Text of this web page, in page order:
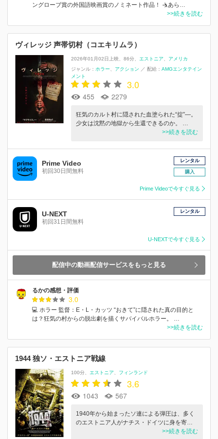
ングローブ賞の外国語映画賞のノミネート作品！ 🤺あら…
>>続きを読む
ヴィレッジ 声帯切村（コエキリムラ）
2026年01月02日上映 86分 エストニア
アメリカ
ジャンル： ホラー アクション ／ 配給： AMGエンタテイン
メント
3.0
455 2279
狂気のカルト村に隠された血塗られた“掟”―。
少女は沈黙の地獄から生還できるのか。 …
>>続きを読む
Prime Video
初回30日間無料
レンタル
購入
Prime Videoで今すぐ見る
U-NEXT
初回31日間無料
レンタル
U-NEXTで今すぐ見る
配信中の動画配信サービスをもっと見る
るかの感想・評価
3.0
💻 ホラー 監督：E・L・カッツ “おきて”に隠された真の目的と
は？狂気の村からの脱出劇を描くサバイバルホラー。 …
>>続きを読む
1944 独ソ・エストニア戦線
100分 エストニア フィンランド
3.6
1043 567
1940年から始まったソ連による弾圧は、多く
のエストニア人がナチス・ドイツに身を寄…
>>続きを読む